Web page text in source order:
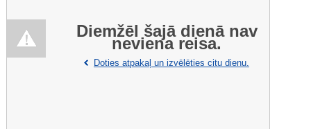
Diemžēl šajā dienā nav
neviena reisa.
Doties atpakaļ un izvēlēties citu dienu.